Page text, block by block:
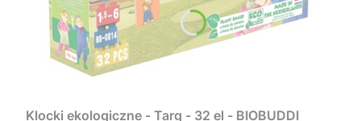
Klocki ekologiczne - Targ - 32 el - BIOBUDDI